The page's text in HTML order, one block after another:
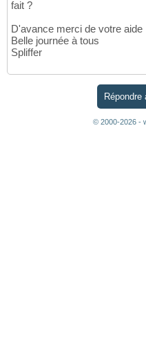
fait ?
D'avance merci de votre aide
Belle journée à tous
Spliffer
© 2000-2026 -